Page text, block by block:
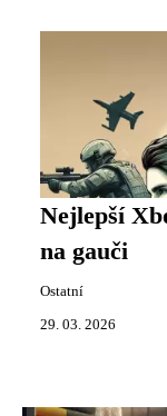
Nejlepší
na gauči
Ostatní
29. 03. 2026